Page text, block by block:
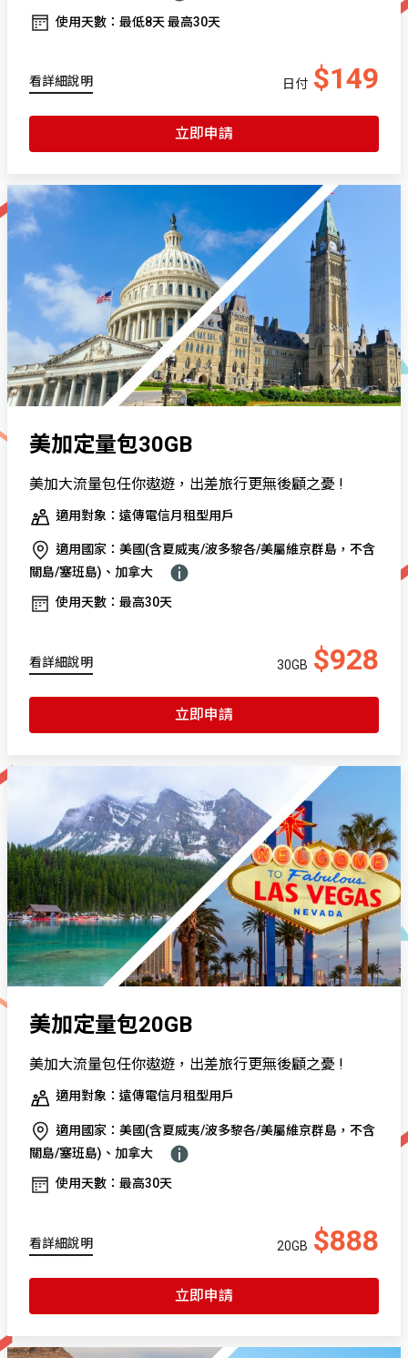
使用天數：最低8天 最高30天
看詳細說明 日付 $149
立即申請
美加定量包30GB
美加大流量包任你遨遊，出差旅行更無後顧之憂 !
適用對象：遠傳電信月租型用戶
適用國家：美國(含夏威夷/波多黎各/美屬維京群島，不含
關島/塞班島)、加拿大
使用天數：最高30天
看詳細說明 30GB $928
立即申請
美加定量包20GB
美加大流量包任你遨遊，出差旅行更無後顧之憂 !
適用對象：遠傳電信月租型用戶
適用國家：美國(含夏威夷/波多黎各/美屬維京群島，不含
關島/塞班島)、加拿大
使用天數：最高30天
看詳細說明 20GB $888
立即申請